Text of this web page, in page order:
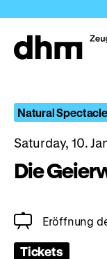
directly
the
Natural
Saturday, 10.
Die
Eröffnung
Tickets